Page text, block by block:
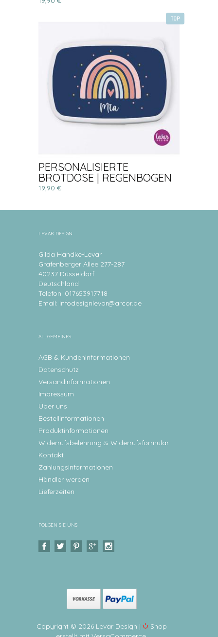
TOP
PERSONALISIERTE
BROTDOSE | REGENBOGEN
19,90 €
LEVAR DESIGN
Gilda Handke-Levar
Grafenberger Allee 277-287
40237 Düsseldorf
Deutschland
Telefon: 017653917718
Email: infodesignlevar@arcor.de
ALLGEMEINES
AGB & Kundeninformationen
Datenschutz
Versandinformationen
Impressum
Über uns
Bestellinformationen
Produktinformationen
Widerrufsbelehrung & Widerrufsformular
Kontakt
Zahlungsinformationen
Händler werden
Lieferzeiten
FOLGEN SIE UNS
Copyright © 2026 Levar Design |
Shop